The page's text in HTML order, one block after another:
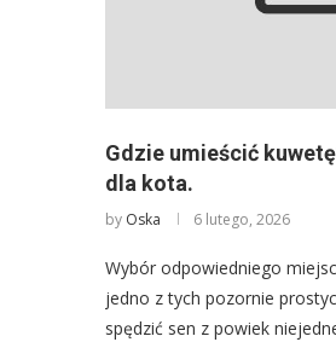
Gdzie umieścić
dla kota.
by Oska 6 lutego, 2026
Wybór odpowiedniego
jedno z tych pozornie
spędzić sen z powiek